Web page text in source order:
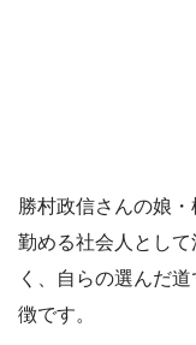
勝村政信さんの娘
勤める社会人とし
く、自らの選んだ
徴です。